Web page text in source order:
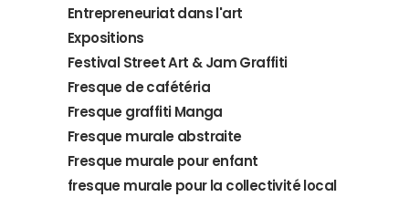
Entrepreneuriat dans l'art
Expositions
Festival Street Art & Jam Graffiti
Fresque de cafétéria
Fresque graffiti Manga
Fresque murale abstraite
Fresque murale pour enfant
fresque murale pour la collectivité local